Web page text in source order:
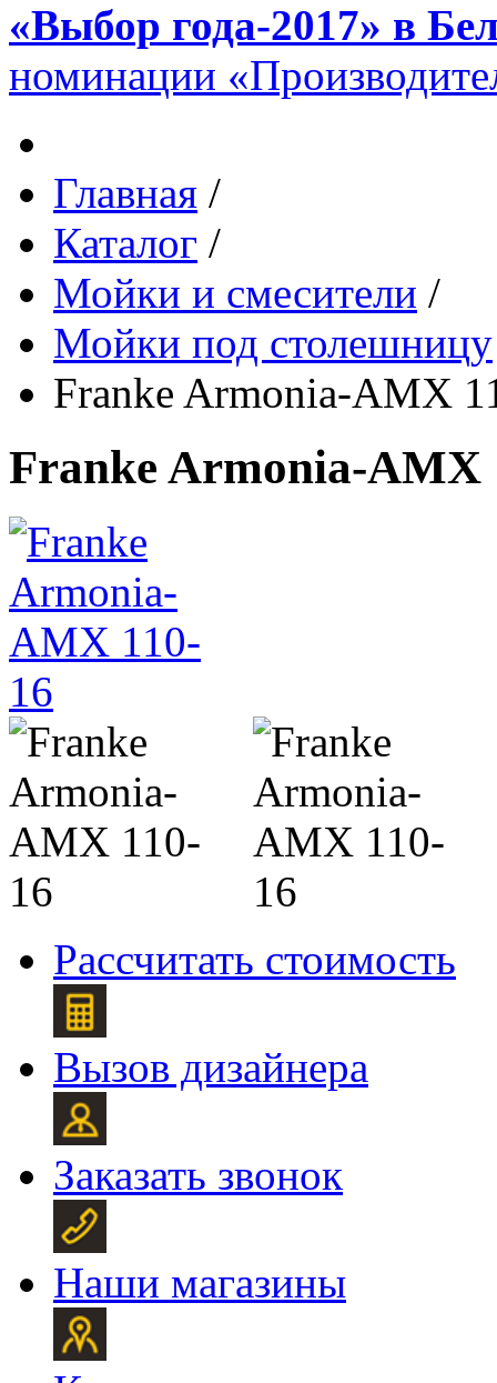
«Выбор года-2017» в
номинации
Главная /
Каталог /
Мойки и смесители /
Мойки под столешницу
Franke Armonia-AMX
Franke Armonia-AMX
Рассчитать стоимость
Вызов дизайнера
Заказать звонок
Наши магазины